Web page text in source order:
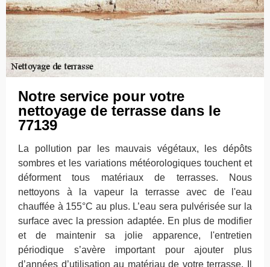
Notre service pour votre
nettoyage de terrasse dans le
77139
La pollution par les mauvais végétaux, les dépôts
sombres et les variations météorologiques touchent et
déforment tous matériaux de terrasses. Nous
nettoyons à la vapeur la terrasse avec de l'eau
chauffée à 155°C au plus. L’eau sera pulvérisée sur la
surface avec la pression adaptée. En plus de modifier
et de maintenir sa jolie apparence, l'entretien
périodique s’avère important pour ajouter plus
d’années d’utilisation au matériau de votre terrasse. Il